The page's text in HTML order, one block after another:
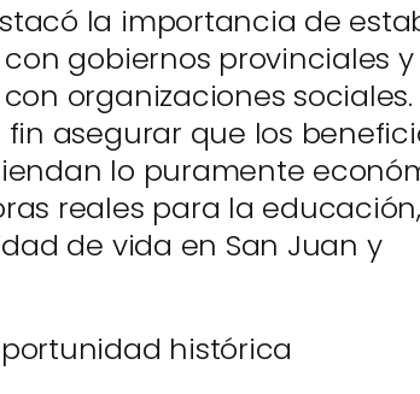
la importancia de
gobiernos provinciales y
organizaciones sociales.
asegurar que los
lo puramente
reales para la
de vida en San Juan y
histórica